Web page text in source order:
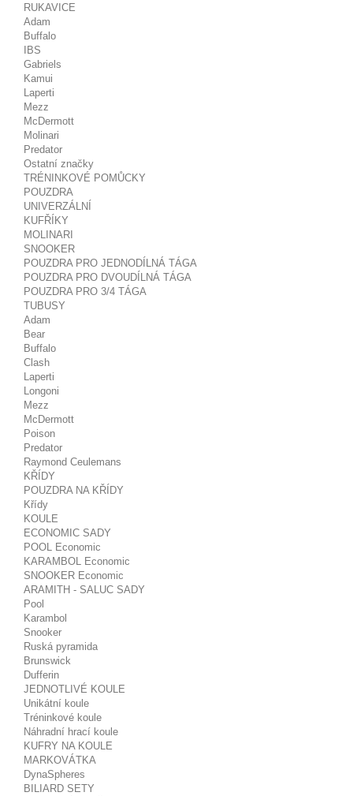
RUKAVICE
Adam
Buffalo
IBS
Gabriels
Kamui
Laperti
Mezz
McDermott
Molinari
Predator
Ostatní značky
TRÉNINKOVÉ POMŮCKY
POUZDRA
UNIVERZÁLNÍ
KUFŘÍKY
MOLINARI
SNOOKER
POUZDRA PRO JEDNODÍLNÁ TÁGA
POUZDRA PRO DVOUDÍLNÁ TÁGA
POUZDRA PRO 3/4 TÁGA
TUBUSY
Adam
Bear
Buffalo
Clash
Laperti
Longoni
Mezz
McDermott
Poison
Predator
Raymond Ceulemans
KŘÍDY
POUZDRA NA KŘÍDY
Křídy
KOULE
ECONOMIC SADY
POOL Economic
KARAMBOL Economic
SNOOKER Economic
ARAMITH - SALUC SADY
Pool
Karambol
Snooker
Ruská pyramida
Brunswick
Dufferin
JEDNOTLIVÉ KOULE
Unikátní koule
Tréninkové koule
Náhradní hrací koule
KUFRY NA KOULE
MARKOVÁTKA
DynaSpheres
BILIARD SETY